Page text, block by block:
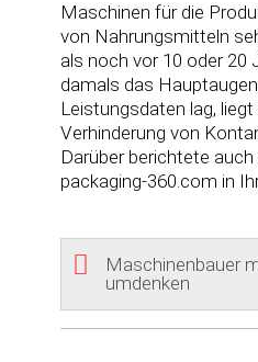
Maschinen für die
von Nahrungsmitteln
als noch vor 10 oder 20
damals das
Leistungsdaten lag,
Verhinderung von
Darüber berichtete
packaging-360.com in
Maschinenbauer
umdenken